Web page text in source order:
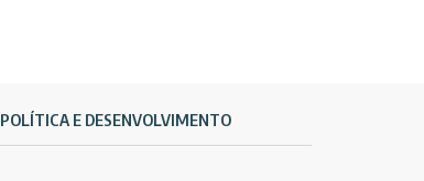
POLÍTICA E DESENVOLVIMENTO